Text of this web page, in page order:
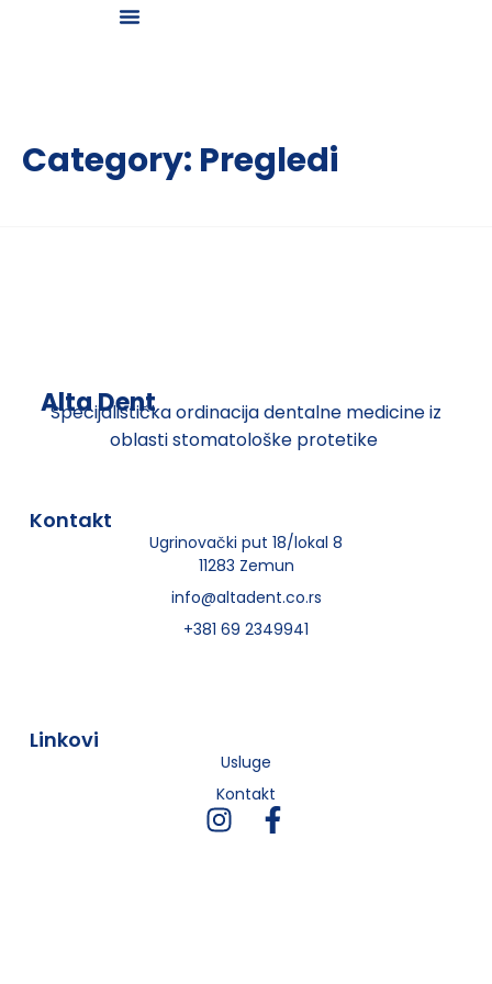
Category: Pregledi
Alta Dent
Specijalistička ordinacija dentalne medicine iz
oblasti stomatološke protetike
Kontakt
Ugrinovački put 18/lokal 8
11283 Zemun
info@altadent.co.rs
+381 69 2349941
Linkovi
Usluge
Kontakt